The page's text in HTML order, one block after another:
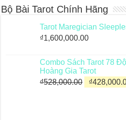
Bộ Bài Tarot Chính Hãng
Tarot Maregician
₫1,600,000.00
Combo Sách Tarot 78
Hoàng Gia Tarot
₫528,000.00
Giá
gốc
₫